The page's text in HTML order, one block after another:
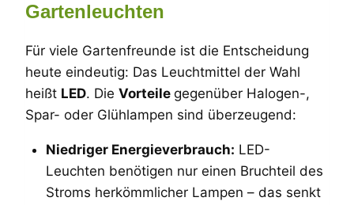
Gartenleuchten
Für viele Gartenfreunde ist die Entscheidung
heute eindeutig: Das Leuchtmittel der Wahl
heißt LED. Die Vorteile gegenüber Halogen-,
Spar- oder Glühlampen sind überzeugend:
Niedriger Energieverbrauch: LED-
Leuchten benötigen nur einen Bruchteil des
Stroms herkömmlicher Lampen – das senkt